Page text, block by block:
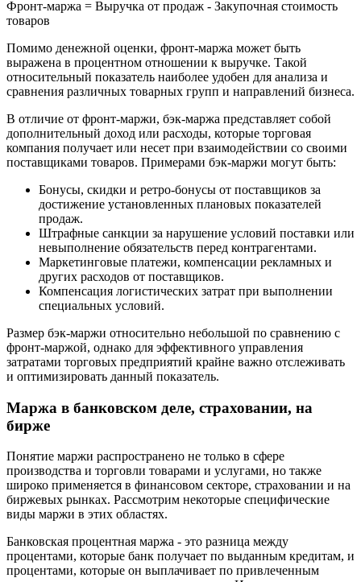
Фронт-маржа = Выручка от продаж - Закупочная стоимость
товаров
Помимо денежной оценки, фронт-маржа может быть
выражена в процентном отношении к выручке. Такой
относительный показатель наиболее удобен для анализа и
сравнения различных товарных групп и направлений бизнеса.
В отличие от фронт-маржи, бэк-маржа представляет собой
дополнительный доход или расходы, которые торговая
компания получает или несет при взаимодействии со своими
поставщиками товаров. Примерами бэк-маржи могут быть:
Бонусы, скидки и ретро-бонусы от поставщиков за
достижение установленных плановых показателей
продаж.
Штрафные санкции за нарушение условий поставки или
невыполнение обязательств перед контрагентами.
Маркетинговые платежи, компенсации рекламных и
других расходов от поставщиков.
Компенсация логистических затрат при выполнении
специальных условий.
Размер бэк-маржи относительно небольшой по сравнению с
фронт-маржой, однако для эффективного управления
затратами торговых предприятий крайне важно отслеживать
и оптимизировать данный показатель.
Маржа в банковском деле, страховании, на
бирже
Понятие маржи распространено не только в сфере
производства и торговли товарами и услугами, но также
широко применяется в финансовом секторе, страховании и на
биржевых рынках. Рассмотрим некоторые специфические
виды маржи в этих областях.
Банковская процентная маржа - это разница между
процентами, которые банк получает по выданным кредитам, и
процентами, которые он выплачивает по привлеченным